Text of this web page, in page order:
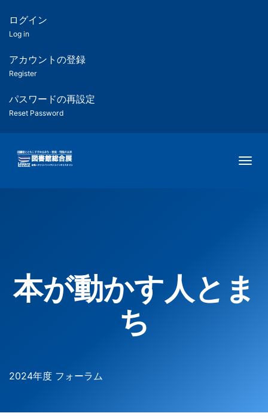
ツ
匿
名
ユ
ー
ー
用
メ
ー
ログイン
Log in
アカウントの登録
Register
パスワードの再設定
Reset Password
本が動かす人とま
ち
2024年度 フォーラム